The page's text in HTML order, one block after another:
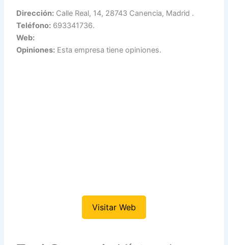
Dirección: Calle Real, 14, 28743 Canencia, Madrid .
Teléfono: 693341736.
Web:
Opiniones: Esta empresa tiene opiniones.
Visitar Web